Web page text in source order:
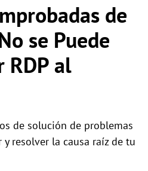
de
se Puede
RDP al
de solución de problemas
resolver la causa raíz de tu